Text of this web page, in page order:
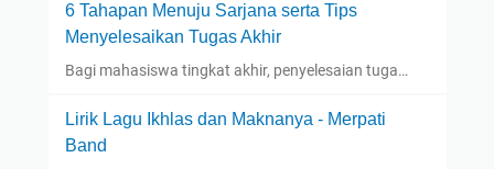
6 Tahapan Menuju Sarjana serta Tips
Menyelesaikan Tugas Akhir
Bagi mahasiswa tingkat akhir, penyelesaian tuga…
Lirik Lagu Ikhlas dan Maknanya - Merpati
Band